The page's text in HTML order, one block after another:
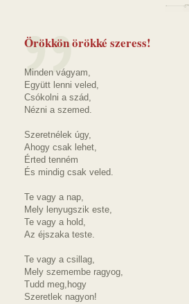
Örökkön örökké szeress!
Minden vágyam,
Együtt lenni veled,
Csókolni a szád,
Nézni a szemed.
Szeretnélek úgy,
Ahogy csak lehet,
Érted tenném
És mindig csak veled.
Te vagy a nap,
Mely lenyugszik este,
Te vagy a hold,
Az éjszaka teste.
Te vagy a csillag,
Mely szemembe ragyog,
Tudd meg,hogy
Szeretlek nagyon!